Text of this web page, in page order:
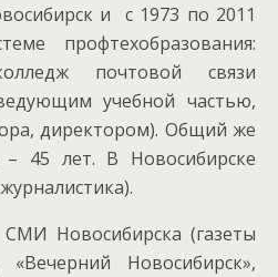
и с 1973 по 2011
профтехобразования:
почтовой связи
учебной частью,
директором). Общий же
– 45 лет. В Новосибирске
Новосибирска (газеты
«Вечерний Новосибирск»,